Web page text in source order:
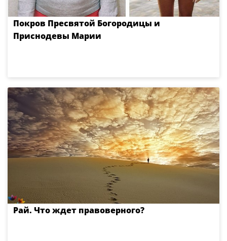
Покров Пресвятой Богородицы и
Приснодевы Марии
Рай. Что ждет правоверного?